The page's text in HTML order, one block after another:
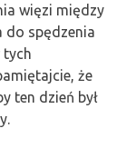
więzi między
do spędzenia
tych
że
ten dzień był